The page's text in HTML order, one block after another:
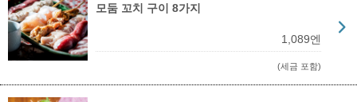
모둠 꼬치 구이 8가지
1,089엔
(세금 포함)